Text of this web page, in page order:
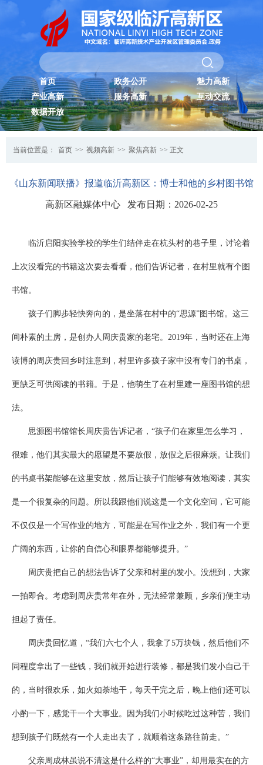
首页 政务公开
魅力高新
产业高新
服务高新
互动交流
数据开放
当前位置是： 首页 >> 视频高新 >> 聚焦高新 >> 正文
《山东新闻联播》报道临沂高新区：博士和他的乡村图书馆
高新区融媒体中心 发布日期：2026-02-25
临沂启阳实验学校的学生们结伴走在杭头村的巷子里，讨论着
上次没看完的书籍这次要去看看，他们告诉记者，在村里就有个图
书馆。
孩子们脚步轻快奔向的，是坐落在村中的“思源”图书馆。这三
间朴素的土房，是创办人周庆贵家的老宅。2019年，当时还在上海
读博的周庆贵回乡时注意到，村里许多孩子家中没有专门的书桌，
更缺乏可供阅读的书籍。于是，他萌生了在村里建一座图书馆的想
法。
思源图书馆馆长周庆贵告诉记者，“孩子们在家里怎么学习，
很难，他们其实最大的愿望是不要放假，放假之后很麻烦。让我们
的书桌书架能够在这里安放，然后让孩子们能够有效地阅读，其实
是一个很复杂的问题。所以我跟他们说这是一个文化空间，它可能
不仅仅是一个写作业的地方，可能是在写作业之外，我们有一个更
广阔的东西，让你的自信心和眼界都能够提升。”
周庆贵把自己的想法告诉了父亲和村里的发小。没想到，大家
一拍即合。考虑到周庆贵常年在外，无法经常兼顾，乡亲们便主动
担起了责任。
周庆贵回忆道，“我们六七个人，我拿了5万块钱，然后他们不
同程度拿出了一些钱，我们就开始进行装修，都是我们发小自己干
的，当时很欢乐，如火如荼地干，每天干完之后，晚上他们还可以
小酌一下，感觉干一个大事业。因为我们小时候吃过这种苦，我们
想到孩子们既然有一个人走出去了，就顺着这条路往前走。”
父亲周成林虽说不清这是什么样的“大事业”，却用最实在的方